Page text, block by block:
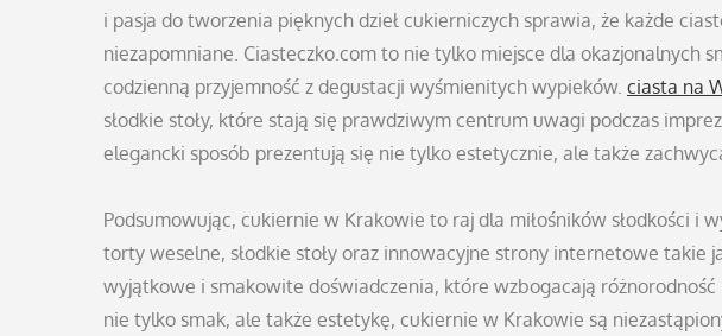
i pasja do tworzenia pięknych dzieł cukierniczych sprawia, że każde
niezapomniane. Ciasteczko.com to nie tylko miejsce dla okazjonalnych
codzienną przyjemność z degustacji wyśmienitych wypieków. ciasta na
słodkie stoły, które stają się prawdziwym centrum uwagi podczas
elegancki sposób prezentują się nie tylko estetycznie, ale także
Podsumowując, cukiernie w Krakowie to raj dla miłośników słodkości i
torty weselne, słodkie stoły oraz innowacyjne strony internetowe
wyjątkowe i smakowite doświadczenia, które wzbogacają
nie tylko smak, ale także estetykę, cukiernie w Krakowie są